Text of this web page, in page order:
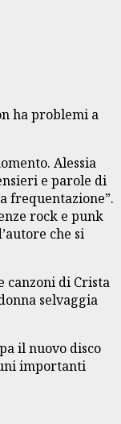
ha problemi a
Alessia
e parole di
frequentazione”.
rock e punk
che si
canzoni di Crista
selvaggia
il nuovo disco
importanti